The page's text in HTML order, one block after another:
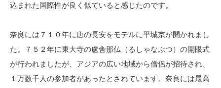
込まれた国際性が良く似ていると感じたのです。
奈良には７１０年に唐の長安をモデルに平城京が開かれまし
た。７５２年に東大寺の盧舎那仏（るしゃなぶつ）の開眼式
が行われましたが、アジアの広い地域から僧侶が招待され、
１万数千人の参加者があったとされています。奈良には最高